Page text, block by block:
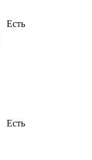
Есть
Есть